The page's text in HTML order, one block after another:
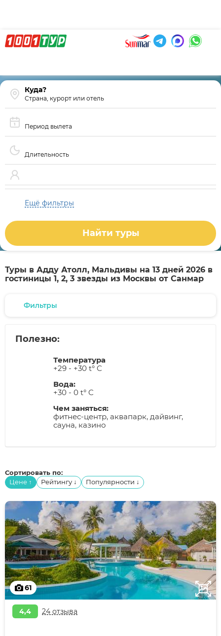
Страна, курорт или отель
Период вылета
Длительность
Ещё фильтры
Найти туры
Туры в Адду Атолл, Мальдивы на 13 дней 2026 в
гостиницы 1, 2, 3 звезды из Москвы от Санмар
Фильтры
Полезно:
Температура
+29 - +30 t° C
Вода:
+30 - 0 t° C
Чем заняться:
фитнес-центр, аквапарк, дайвинг,
сауна, казино
Сортировать по:
Цене ↑ Рейтингу ↓ Популярности ↓
61
4,4 24 отзыва